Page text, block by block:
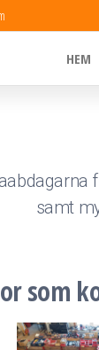
HEM
samt
som